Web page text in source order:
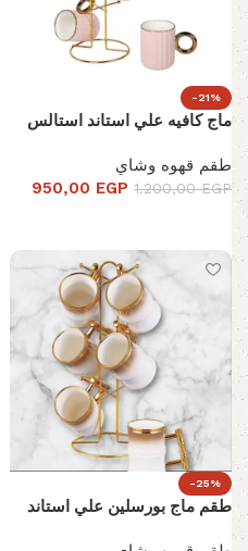
-21%
ماج كافيه علي استاند استالس
طقم قهوه وشاي
1.200,00EGP
950,00 EGP
-25%
طقم ماج بورسلين علي استاند